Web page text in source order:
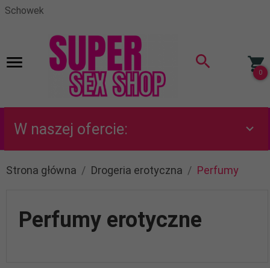
Schowek
0
W naszej ofercie:
Strona główna Drogeria erotyczna Perfumy
Perfumy erotyczne